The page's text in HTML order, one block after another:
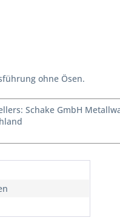
ohne Ösen.
Schake GmbH